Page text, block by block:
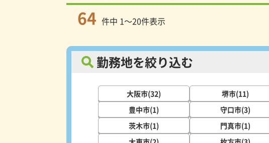
64 件中 1～20件表示
勤務地を絞り込む
大阪市(32) 堺市(11)
豊中市(1)
守口市(3)
茨木市(1)
門真市(1)